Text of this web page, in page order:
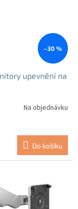
–30 %
upevnění na
Na objednávku
Do košíku